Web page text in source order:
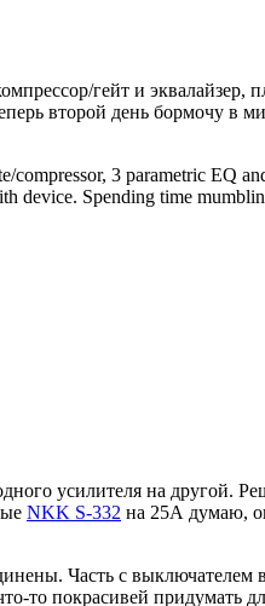
гейт и эквалайзер,
второй день бормочу в
3 parametric EQ
device. Spending time
усилителя на другой.
NKK S-332 на 25А думаю,
Часть с выключателем
то покрасивей